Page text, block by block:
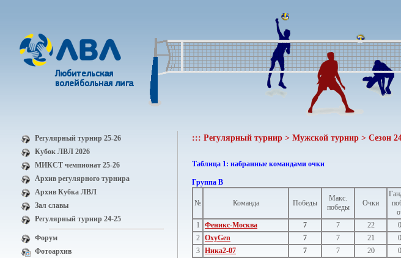
Регулярный турнир 25-26
Кубок ЛВЛ 2026
МИКСТ чемпионат 25-26
Архив регулярного турнира
Архив Кубка ЛВЛ
Зал славы
Регулярный турнир 24-25
Форум
Фотоархив
::: Регулярный турнир > Мужской турнир > Сезон
Таблица 1: набранные командами очки
Группа В
№ Команда Победы
Макс.
победы
Очки
1 Феникс-Москва 7 7 22
2
OxyGen 7 7 21
3
Ника2-07 7 7 20